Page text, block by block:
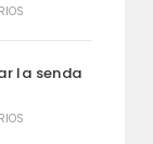
la senda